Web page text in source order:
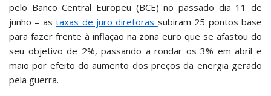
pelo Banco Central Europeu (BCE) no passado dia 11 de
junho – astaxas de juro diretoras subiram 25 pontos base
para fazer frente à inflação na zona euro que se afastou do
seu objetivo de 2%, passando a rondar os 3% em abril e
maio por efeito do aumento dos preços da energia gerado
pela guerra.